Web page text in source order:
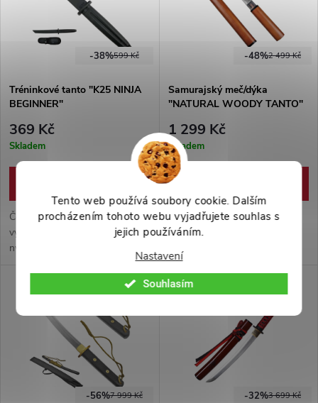
Tento web používá soubory cookie. Dalším
procházením tohoto webu vyjadřujete souhlas s
jejich používáním.
Nastavení
Souhlasím
599 Kč
-38%
Tréninkové tanto "K25 NINJA
BEGINNER"
369 Kč
Skladem
Černé tréninkové tanto
vyrobeno z gumy, dodáváno s
nylonovým pouzdrem pro
pokročilých.
2 499 Kč
-48%
Samurajský meč/dýka
"NATURAL WOODY TANTO"
1 299 Kč
Skladem
Samurajské tanto
jednoduchého designu.
pevné dřevo. Zdobeno
tradičním hamonem, ostřeno již
z výroby. Vhodné na
7 999 Kč
-56% 3 699 Kč
-32%